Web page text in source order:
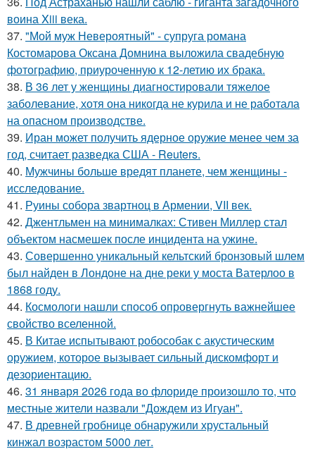
воина Xiii века.
37. "Мой муж Невероятный" - супруга романа
Костомарова Оксана Домнина выложила свадебную
фотографию, приуроченную к 12-летию их брака.
38. В 36 лет у женщины диагностировали тяжелое
заболевание, хотя она никогда не курила и не работала
на опасном производстве.
39. Иран может получить ядерное оружие менее чем за
год, считает разведка США - Reuters.
40. Мужчины больше вредят планете, чем женщины -
исследование.
41. Руины собора звартноц в Армении, VII век.
42. Джентльмен на минималках: Стивен Миллер стал
объектом насмешек после инцидента на ужине.
43. Совершенно уникальный кельтский бронзовый шлем
был найден в Лондоне на дне реки у моста Ватерлоо в
1868 году.
44. Космологи нашли способ опровергнуть важнейшее
свойство вселенной.
45. В Китае испытывают робособак с акустическим
оружием, которое вызывает сильный дискомфорт и
дезориентацию.
46. 31 января 2026 года во флориде произошло то, что
местные жители назвали "Дождем из Игуан".
47. В древней гробнице обнаружили хрустальный
кинжал возрастом 5000 лет.